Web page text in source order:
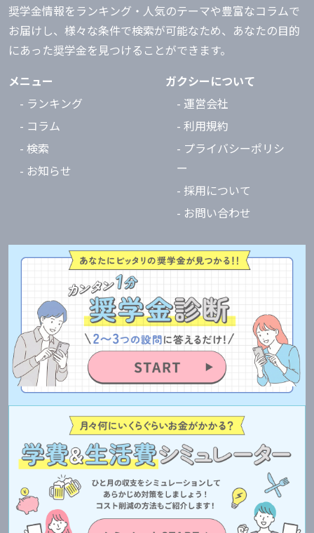
奨学金情報をランキング・人気のテーマや豊富なコラムで
お届けし、様々な条件で検索が可能なため、あなたの目的
にあった奨学金を見つけることができます。
メニュー
- ランキング
- コラム
- 検索
- お知らせ
ガクシーについて
- 運営会社
- 利用規約
- プライバシーポリシ
ー
- 採用について
- お問い合わせ